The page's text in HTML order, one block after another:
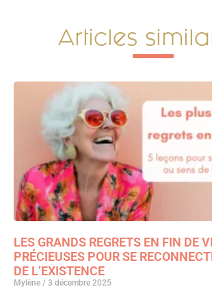
Articles
LES GRANDS REGRETS EN FIN DE
PRÉCIEUSES POUR SE
DE L’EXISTENCE
Mylène 3 décembre 2025